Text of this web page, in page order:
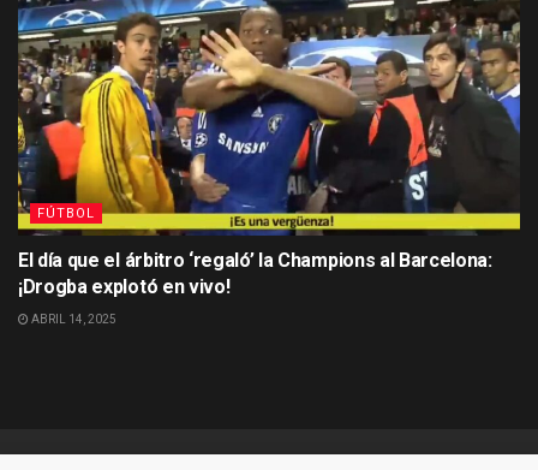
FÚTBOL
El día que el árbitro ‘regaló’ la Champions al Barcelona:
¡Drogba explotó en vivo!
ABRIL 14, 2025